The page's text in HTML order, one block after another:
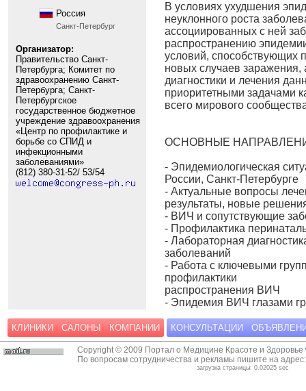
Россия
Санкт-Петербург
Организатор:
Правительство Санкт-
Петербурга; Комитет по
здравоохранению Санкт-
Петербурга; Санкт-
Петербургское
государственное бюджетное
учреждение здравоохранения
«Центр по профилактике и
борьбе со СПИД и
инфекционными
заболеваниями»
(812) 380-31-52/ 53/54
В условиях ухудшения
неуклонного роста
ассоциированных с ней
распространению
условий, способствующих
новых случаев заражения,
диагностики и лечения
приоритетными задачами
всего мирового
ОСНОВНЫЕ
- Эпидемиологическая
России, Санкт-Петербурге
- Актуальные вопросы
результаты, новые
- ВИЧ и сопутствующие
- Профилактика
- Лабораторная
заболеваний
- Работа с ключевыми
профилактики
распространения ВИЧ
- Эпидемия ВИЧ глазами
КЛИНИКИ САЛОНЫ КОМПАНИИ КОНСУЛЬТАЦИИ
Copyright © 2009 Портал о Медицине Красоте и Здоровье
По вопросам сотрудничества и рекламы пишите на
загрузка страницы: 0.02025 sec